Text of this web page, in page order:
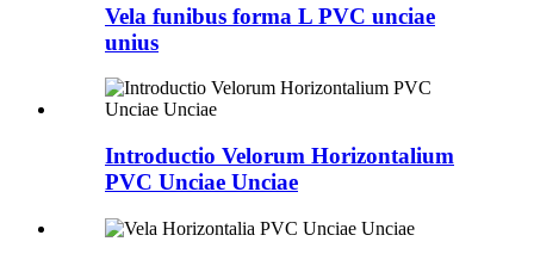
Vela funibus forma L PVC unciae
unius
Introductio Velorum Horizontalium
PVC Unciae Unciae